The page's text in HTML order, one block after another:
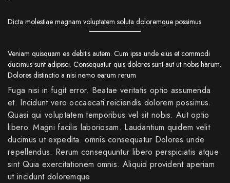
Dicta molestiae magnam voluptatem soluta doloremque possimus
Veniam quisquam ea debitis autem. Cum ipsa unde eius et commodi
ducimus sunt adipisci. Consequatur quis dolores sunt aut ut nobis harum.
Dolores distinctio a nisi nemo earum rerum
Fuga nisi in fugit error. Beatae veritatis optio assumenda
et. Incidunt vero occaecati reiciendis dolorem possimus.
Quasi qui voluptatem temporibus vel sit nobis. Aut optio
libero. Magni facilis laboriosam. Laudantium quidem velit
ducimus ut expedita. omnis consequatur Dolores unde
repellendus. Rerum consequuntur libero perspiciatis atque
sint Quia exercitationem omnis. Aliquid provident aperiam
ut incidunt doloremque